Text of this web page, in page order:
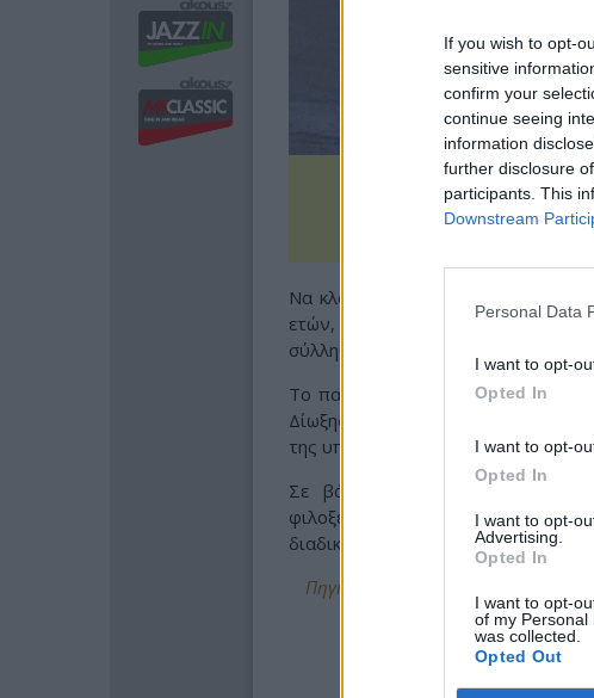
If you wish to opt-
sensitive
confirm your
continue seeing
information
further disclosure
participants. This
Downstream
Personal Data
I want to opt-
Opted In
I want to opt-
Opted In
I want to opt-
Advertising.
Opted In
I want to opt-
of my Personal
was collected.
Opted Out
Να κλαίει αβοήθητο και χωρίς την
ετών, χθες το μεσημέρι σε
σύλληψη της 47χρονης μητέρας του,
Το παιδί εντόπισε περίοικος, ο
Δίωξης και Εξιχνίασης
της υπόθεσης και στον εντοπισμό
Σε βάρος της 47χρονης
φιλοξενείται σε συγγενικό
διαδικασιών.
Πηγή: http://www.protothema.gr/